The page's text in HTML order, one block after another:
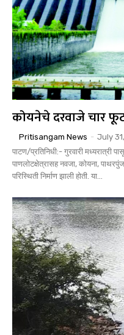
कोयनेचे दरवाजे चार
Pritisangam News - July
पाटण/प्रतिनिधी:- गुरवारी मध्यरात्री पासून छत्रपती शिवाजी महाराज जलसागर कोयना धरण
पाणलोटक्षेत्रासह नवजा, कोयना,
परिस्थिती निर्माण झाली होती. या...